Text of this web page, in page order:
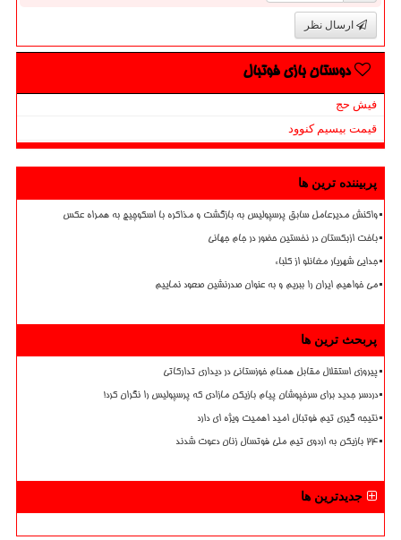
ارسال نظر
دوستان بازی فوتبال
فیش حج
قیمت بیسیم کنوود
پربیننده ترین ها
واکنش مدیرعامل سابق پرسپولیس به بازگشت و مذاکره با اسکوچیچ به همراه عکس
باخت ازبکستان در نخستین حضور در جام جهانی
جدایی شهریار مغانلو از کلباء
می خواهیم ایران را ببریم و به عنوان صدرنشین صعود نماییم
پربحث ترین ها
پیروزی استقلال مقابل همنام خوزستانی در دیداری تدارکاتی
دردسر جدید برای سرخپوشان پیام بازیکن مازادی که پرسپولیس را نگران کرد!
نتیجه گیری تیم فوتبال امید اهمیت ویژه ای دارد
۲۴ بازیکن به اردوی تیم ملی فوتسال زنان دعوت شدند
جدیدترین ها